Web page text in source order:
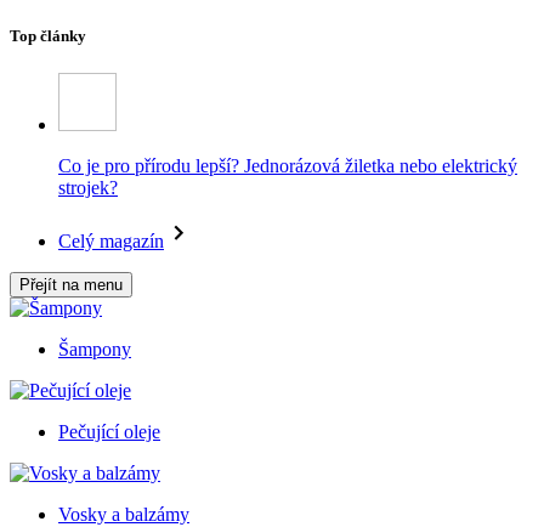
Top články
Co je pro přírodu lepší? Jednorázová žiletka nebo elektrický
strojek?
Celý magazín
Přejít na menu
Šampony
Pečující oleje
Vosky a balzámy